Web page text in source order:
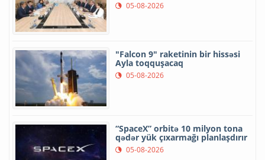
05-08-2026
"Falcon 9" raketinin bir hissəsi
Ayla toqquşacaq
05-08-2026
“SpaceX” orbitə 10 milyon tona
qədər yük çıxarmağı planlaşdırır
05-08-2026